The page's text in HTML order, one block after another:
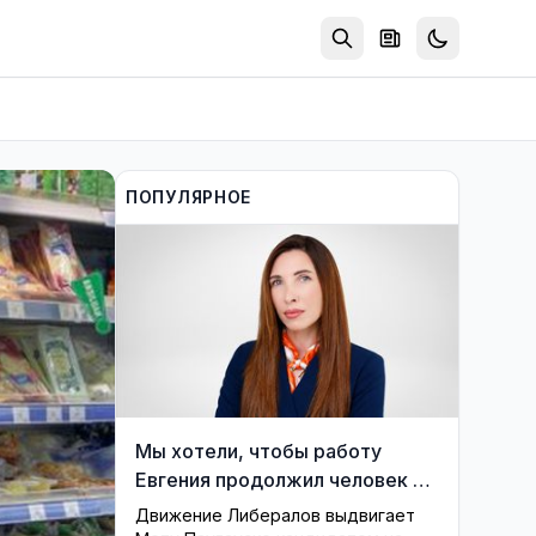
ПОПУЛЯРНОЕ
Мы хотели, чтобы работу
Евгения продолжил человек из
его близкого окружения —
Движение Либералов выдвигает